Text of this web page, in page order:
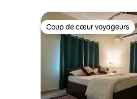
Coup de cœur voyageurs
Coup de cœur voyageurs